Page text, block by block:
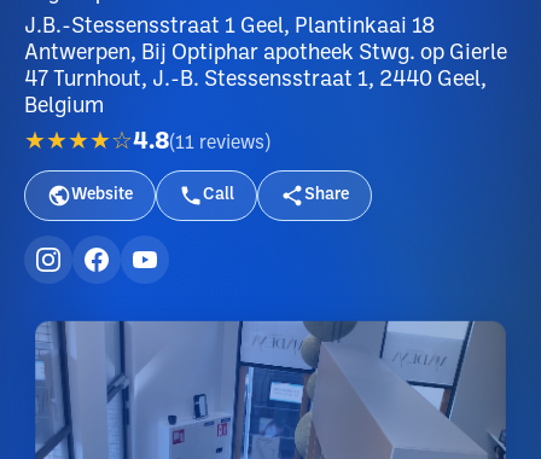
J.B.-Stessensstraat 1 Geel, Plantinkaai 18
Antwerpen, Bij Optiphar apotheek Stwg. op Gierle
47 Turnhout, J.-B. Stessensstraat 1, 2440 Geel,
Belgium
★★★★☆4.8(11 reviews )
Website Call Share